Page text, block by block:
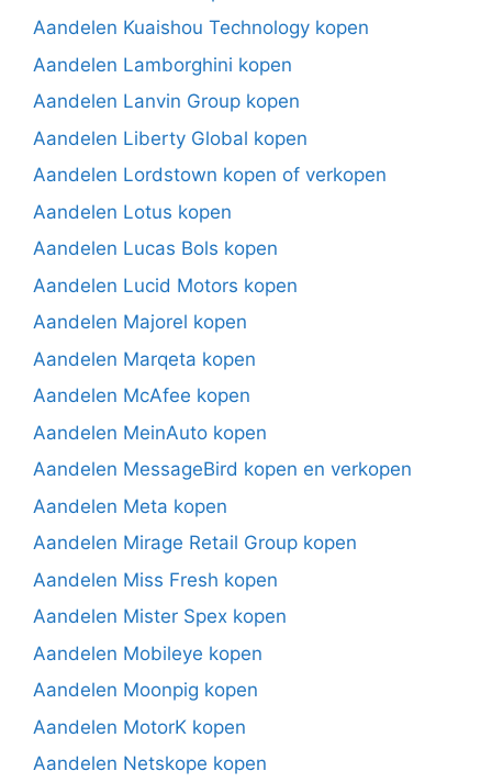
Aandelen Kuaishou Technology kopen
Aandelen Lamborghini kopen
Aandelen Lanvin Group kopen
Aandelen Liberty Global kopen
Aandelen Lordstown kopen of verkopen
Aandelen Lotus kopen
Aandelen Lucas Bols kopen
Aandelen Lucid Motors kopen
Aandelen Majorel kopen
Aandelen Marqeta kopen
Aandelen McAfee kopen
Aandelen MeinAuto kopen
Aandelen MessageBird kopen en verkopen
Aandelen Meta kopen
Aandelen Mirage Retail Group kopen
Aandelen Miss Fresh kopen
Aandelen Mister Spex kopen
Aandelen Mobileye kopen
Aandelen Moonpig kopen
Aandelen MotorK kopen
Aandelen Netskope kopen